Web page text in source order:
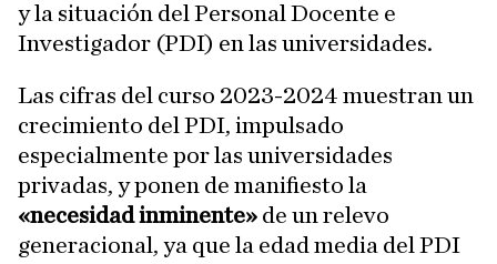
y la situación del Personal Docente e
Investigador (PDI) en las universidades.
Las cifras del curso 2023-2024 muestran un
crecimiento del PDI, impulsado
especialmente por las universidades
privadas, y ponen de manifiesto la
«necesidad inminente» de un relevo
generacional, ya que la edad media del PDI